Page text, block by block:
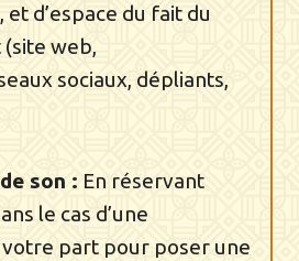
d’espace du fait du
web,
sociaux, dépliants,
son : En réservant
le cas d’une
part pour poser une